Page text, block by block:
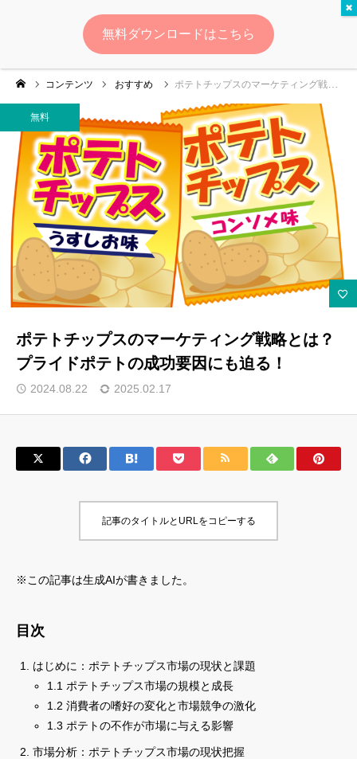
無料
コンテンツ おすすめ ポテトチップスのマーケティング戦略とは？プライドポテトの成功要因にも迫る！
無料
ポテトチップスのマーケティング戦略とは？
プライドポテトの成功要因にも迫る！
2024.08.22 2025.02.17
記事のタイトルとURLをコピーする
※この記事は生成AIが書きました。
目次
はじめに：ポテトチップス市場の現状と課題
1.1 ポテトチップス市場の規模と成長
1.2 消費者の嗜好の変化と市場競争の激化
1.3 ポテトの不作が市場に与える影響
市場分析：ポテトチップス市場の現状把握
ログイン 会員登録
ゆいマーケとは？
実績・お客様の声
無料診断
イベント・セミナー情報
コンテンツ
LINEお友達登録
スポンサー登録
サロン会員登録
ログイン
利用規約
運営会社
無料ダウンロードはこちら